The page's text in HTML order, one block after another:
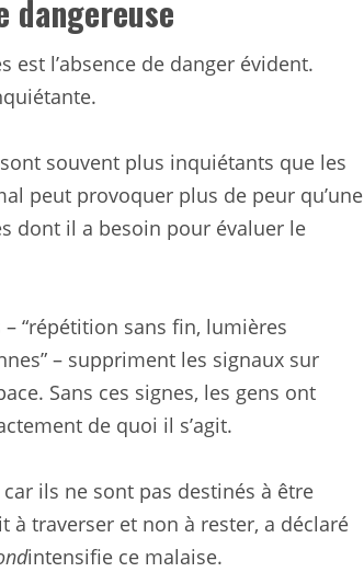
dangereuse
l’absence de danger évident.
souvent plus inquiétants que les
peut provoquer plus de peur qu’une
dont il a besoin pour évaluer le
“répétition sans fin, lumières
– suppriment les signaux sur
Sans ces signes, les gens ont
de quoi il s’agit.
ils ne sont pas destinés à être
à traverser et non à rester, a déclaré
intensifie ce malaise.